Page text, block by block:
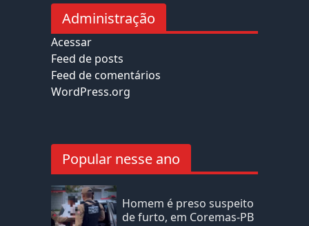
Administração
Acessar
Feed de posts
Feed de comentários
WordPress.org
Popular nesse ano
Homem é preso suspeito
de furto, em Coremas-PB